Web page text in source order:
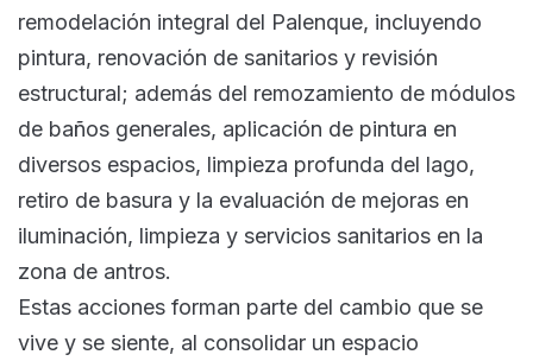
remodelación integral del Palenque, incluyendo
pintura, renovación de sanitarios y revisión
estructural; además del remozamiento de módulos
de baños generales, aplicación de pintura en
diversos espacios, limpieza profunda del lago,
retiro de basura y la evaluación de mejoras en
iluminación, limpieza y servicios sanitarios en la
zona de antros.
Estas acciones forman parte del cambio que se
vive y se siente, al consolidar un espacio